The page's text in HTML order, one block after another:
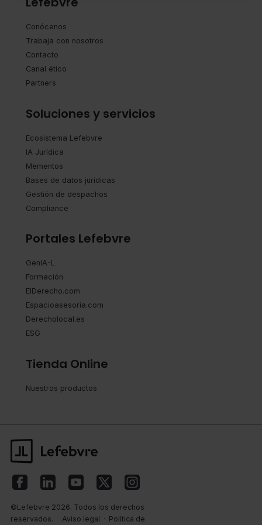
seleccionar solo aquellas que quieras permitir en tu
navegador. Si no seleccionas ninguna utilizaremos las
que sean indispensables para la navegación.
Saber más acerca de las cookies
Conócenos
Trabaja con nosotros
Contacto
Canal ético
Partners
Soluciones y servicios
Ecosistema Lefebvre
IA Jurídica
Mementos
Bases de datos jurídicas
Gestión de despachos
Compliance
Portales Lefebvre
GenIA-L
Formación
ElDerecho.com
Espacioasesoria.com
Derecholocal.es
ESG
Tienda Online
Nuestros productos
©Lefebvre 2026. Todos los derechos
reservados.
Aviso legal · Política de